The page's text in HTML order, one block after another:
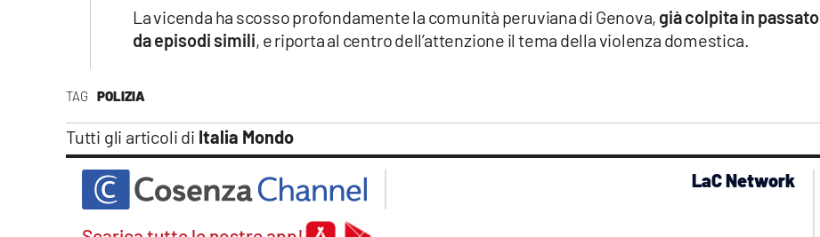
TAG POLIZIA
Tutti gli articoli di Italia Mondo
La vicenda ha scosso profondamente la comunità peruviana di Genova, già colpita in passato
da episodi simili, e riporta al centro dell’attenzione il tema della violenza domestica.
LaC Network